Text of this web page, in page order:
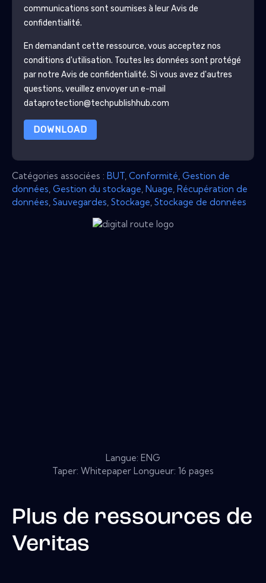
communications sont soumises à leur Avis de
confidentialité.
En demandant cette ressource, vous acceptez nos
conditions d'utilisation. Toutes les données sont protégé
par notre Avis de confidentialité. Si vous avez d'autres
questions, veuillez envoyer un e-mail
dataprotection@techpublishhub.com
DOWNLOAD
Catégories associées : BUT Conformité Gestion de
données Gestion du stockage Nuage Récupération de
données Sauvegardes Stockage Stockage de données
Langue: ENG
Taper: Whitepaper Longueur: 16 pages
Plus de ressources de
Veritas